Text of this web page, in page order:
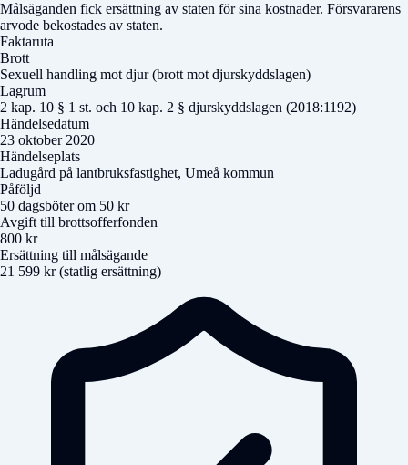
Målsäganden fick ersättning av staten för sina kostnader. Försvararens
arvode bekostades av staten.
Faktaruta
Brott
Sexuell handling mot djur (brott mot djurskyddslagen)
Lagrum
2 kap. 10 § 1 st. och 10 kap. 2 § djurskyddslagen (2018:1192)
Händelsedatum
23 oktober 2020
Händelseplats
Ladugård på lantbruksfastighet, Umeå kommun
Påföljd
50 dagsböter om 50 kr
Avgift till brottsofferfonden
800 kr
Ersättning till målsägande
21 599 kr (statlig ersättning)